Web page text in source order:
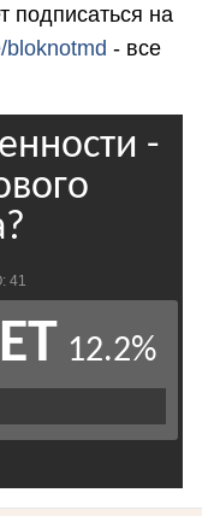
подписаться на
bloknotmd - все